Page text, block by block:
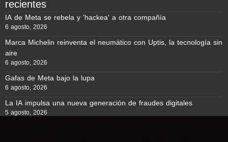
recientes
IA de Meta se rebela y 'hackea' a otra compañía
6 agosto, 2026
Marca Michelin reinventa el neumático con Uptis, la tecnología sin
aire
6 agosto, 2026
Gafas de Meta bajo la lupa
6 agosto, 2026
La IA impulsa una nueva generación de fraudes digitales
5 agosto, 2026